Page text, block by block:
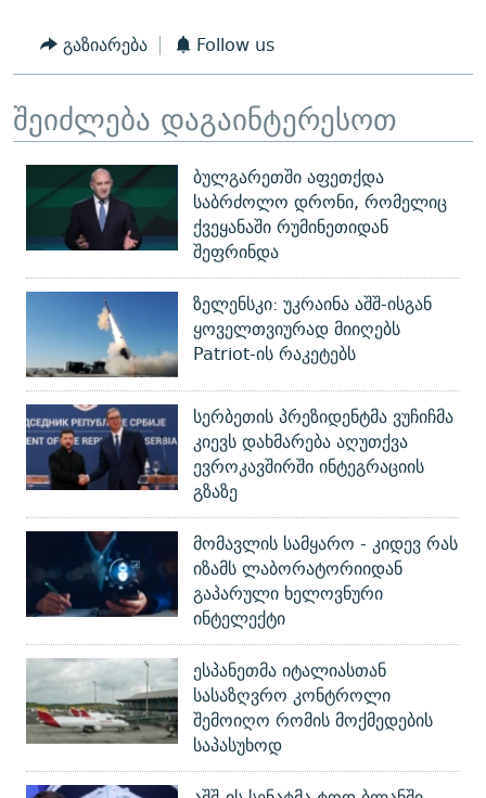
გაზიარება Follow us
შეიძლება დაგაინტერესოთ
ბულგარეთში აფეთქდა
საბრძოლო დრონი, რომელიც
ქვეყანაში რუმინეთიდან
შეფრინდა
ზელენსკი: უკრაინა აშშ-ისგან
ყოველთვიურად მიიღებს
Patriot-ის რაკეტებს
სერბეთის პრეზიდენტმა ვუჩიჩმა
კიევს დახმარება აღუთქვა
ევროკავშირში ინტეგრაციის
გზაზე
მომავლის სამყარო - კიდევ რას
იზამს ლაბორატორიიდან
გაპარული ხელოვნური
ინტელექტი
ესპანეთმა იტალიასთან
სასაზღვრო კონტროლი
შემოიღო რომის მოქმედების
საპასუხოდ